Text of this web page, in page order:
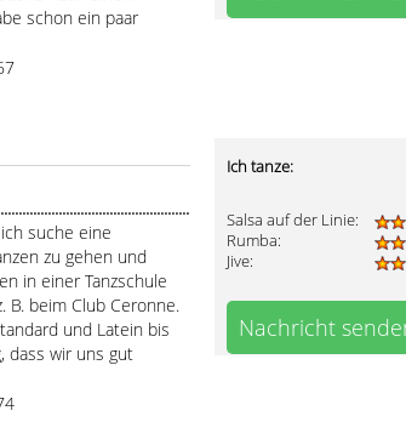
schon ein paar
ich suche eine
zu gehen und
in einer Tanzschule
B. beim Club Ceronne.
und Latein bis
dass wir uns gut
Ich tanze:
Salsa auf der Linie:
Rumba:
Jive:
Nachricht